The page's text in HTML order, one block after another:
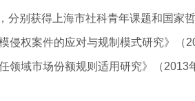
别获得上海市社科青年课题和国家
侵权案件的应对与规制模式研究》（
领域市场份额规则适用研究》（2013